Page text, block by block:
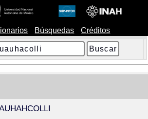
Búsquedas Créditos